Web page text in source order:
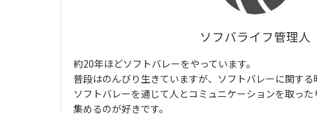
ソフバライフ管理人
約20年ほどソフトバレーをやっています。
普段はのんびり生きていますが、ソフトバレーに関する
ソフトバレーを通じて人とコミュニケーションを取っ
集めるのが好きです。